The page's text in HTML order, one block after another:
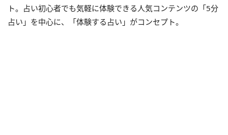
ト。占い初心者でも気軽に体験できる人気コンテンツの「5分
占い」を中心に、「体験する占い」がコンセプト。